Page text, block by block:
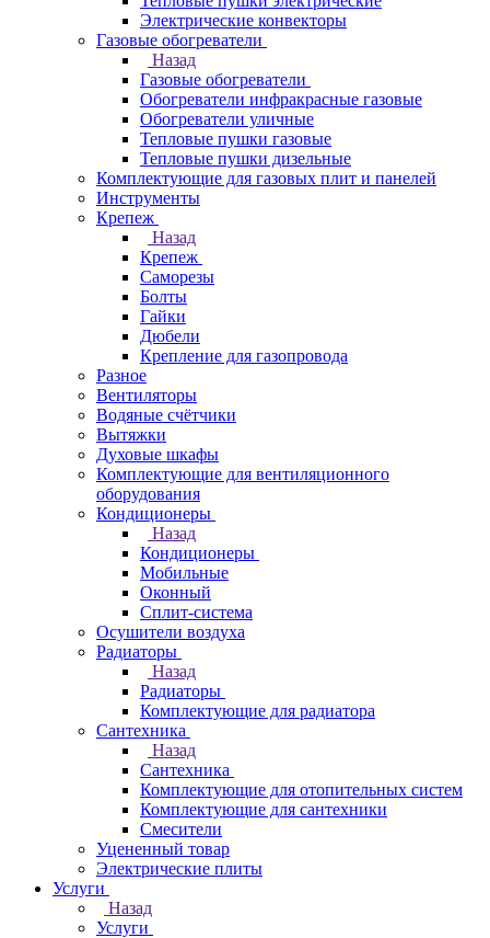
Электрические конвекторы
Газовые обогреватели
Назад
Газовые обогреватели
Обогреватели инфракрасные газовые
Обогреватели уличные
Тепловые пушки газовые
Тепловые пушки дизельные
Комплектующие для газовых плит и панелей
Инструменты
Крепеж
Назад
Крепеж
Саморезы
Болты
Гайки
Дюбели
Крепление для газопровода
Разное
Вентиляторы
Водяные счётчики
Вытяжки
Духовые шкафы
Комплектующие для вентиляционного
оборудования
Кондиционеры
Назад
Кондиционеры
Мобильные
Оконный
Сплит-система
Осушители воздуха
Радиаторы
Назад
Радиаторы
Комплектующие для радиатора
Сантехника
Назад
Сантехника
Комплектующие для отопительных систем
Комплектующие для сантехники
Смесители
Уцененный товар
Электрические плиты
Услуги
Назад
Услуги